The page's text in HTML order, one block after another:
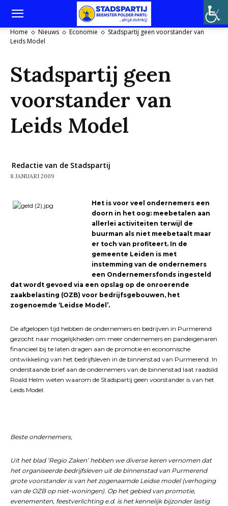
Home Nieuws Economie
Stadspartij geen voorstander van
Leids Model
Stadspartij geen
voorstander van
Leids Model
Redactie van de Stadspartij
8 JANUARI 2009
Het is voor veel ondernemers een
doorn in het oog: meebetalen aan
allerlei activiteiten terwijl de
buurman als niet meebetaalt maar
er toch van profiteert. In de
gemeente Leiden is met
instemming van de ondernemers
een Ondernemersfonds ingesteld
dat wordt gevoed via een opslag op de onroerende
zaakbelasting (OZB) voor bedrijfsgebouwen, het
zogenoemde ‘Leidse Model’.
De afgelopen tijd hebben de ondernemers en bedrijven in Purmerend
gezocht naar mogelijkheden om meer ondernemers en pandeigenaren
financieel bij te laten dragen aan de promotie en economische
ontwikkeling van het bedrijfsleven in de binnenstad van Purmerend. In
onderstaande brief aan de ondernemers van de binnenstad laat raadslid
Roald Helm weten waarom de Stadspartij geen voorstander is van het
Leids Model.
Beste ondernemers,
Uit het blad ‘Regio Zaken’ hebben we diverse keren vernomen dat
het organiseerde bedrijfsleven uit de binnenstad van Purmerend
grote voorstander is van het zogenaamde Leidse model (verhoging
van de OZB op niet-woningen). Op het gebied van promotie,
evenementen, feestverlichting e.d. is het kennelijk bijzonder lastig